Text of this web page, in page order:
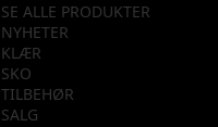
SE ALLE PRODUKTER
NYHETER
KLÆR
SKO
TILBEHØR
SALG